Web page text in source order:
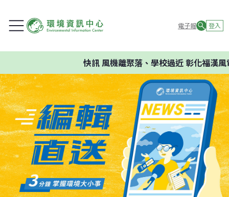
電子報 登入
快訊風機離聚落、學校過近 彰化福漢風